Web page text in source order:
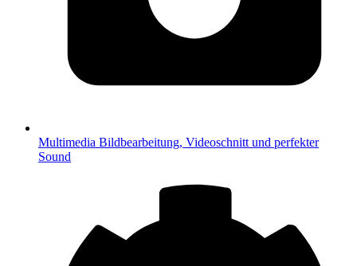
Multimedia Bildbearbeitung, Videoschnitt und perfekter
Sound